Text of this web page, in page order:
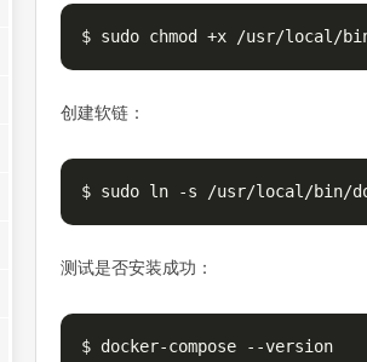
$ sudo chmod +x /usr/local/
创建软链：
$ sudo ln -s /usr/local/bin/
测试是否安装成功：
$ docker-compose --version